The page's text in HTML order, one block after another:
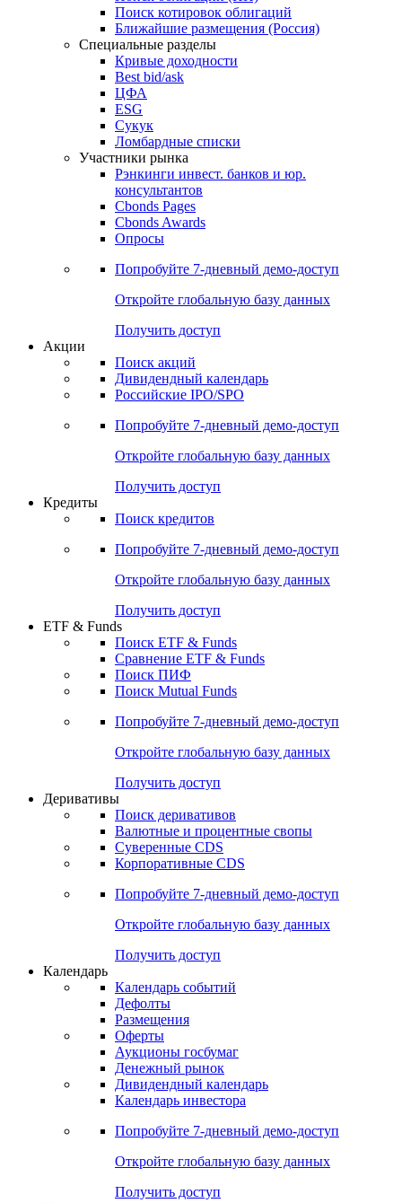
Облигации
Поиски
Поиск облигаций & Карты рынка
Поиск облигаций (ИИ)
Поиск котировок облигаций
Ближайшие размещения (Россия)
Специальные разделы
Кривые доходности
Best bid/ask
ЦФА
ESG
Сукук
Ломбардные списки
Участники рынка
Рэнкинги инвест. банков и юр.
Cbonds Pages
Опросы
Попробуйте7-дневный
Откройте глобальную базу данных
Получить доступ
Поиск акций
Российские IPO/SPO
Попробуйте7-дневный
Откройте глобальную базу данных
Получить доступ
Поиск кредитов
Попробуйте7-дневный
Откройте глобальную базу данных
Получить доступ
ETF & Funds
Сравнение ETF & Funds
Поиск Mutual Funds
Попробуйте7-дневный
Откройте глобальную базу данных
Получить доступ
Деривативы
Валютные и процентные свопы
Корпоративные CDS
Попробуйте7-дневный
Откройте глобальную базу данных
Получить доступ
Календарь
Календарь событий
Дефолты
Размещения
Оферты
Денежный рынок
Календарь инвестора
Попробуйте7-дневный